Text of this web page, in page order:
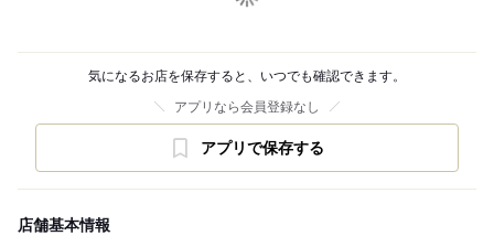
気になるお店を保存すると、いつでも確認できます。
アプリなら会員登録なし
アプリで保存する
店舗基本情報